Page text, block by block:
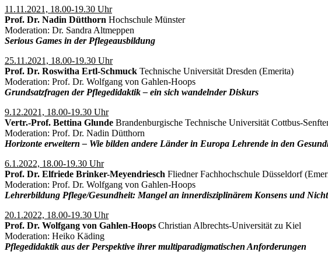
11.11.2021, 18.00-19.30 Uhr
Prof. Dr. Nadin Dütthorn Hochschule Münster
Moderation: Dr. Sandra Altmeppen
Serious Games in der Pflegeausbildung
25.11.2021, 18.00-19.30 Uhr
Prof. Dr. Roswitha Ertl-Schmuck Technische Universität Dresden (Emerita)
Moderation: Prof. Dr. Wolfgang von Gahlen-Hoops
Grundsatzfragen der Pflegedidaktik – ein sich wandelnder Diskurs
9.12.2021, 18.00-19.30 Uhr
Vertr.-Prof. Bettina Glunde Brandenburgische Technische Universität Cottbus-
Moderation: Prof. Dr. Nadin Dütthorn
Horizonte erweitern – Wie bilden andere Länder in Europa Lehrende in den
6.1.2022, 18.00-19.30 Uhr
Prof. Dr. Elfriede Brinker-Meyendriesch Fliedner Fachhochschule Düsseldorf
Moderation: Prof. Dr. Wolfgang von Gahlen-Hoops
Lehrerbildung Pflege/Gesundheit: Mangel an innerdisziplinärem Konsens und
20.1.2022, 18.00-19.30 Uhr
Prof. Dr. Wolfgang von Gahlen-Hoops Christian Albrechts-Universität zu Kiel
Moderation: Heiko Käding
Pflegedidaktik aus der Perspektive ihrer multiparadigmatischen Anforderungen